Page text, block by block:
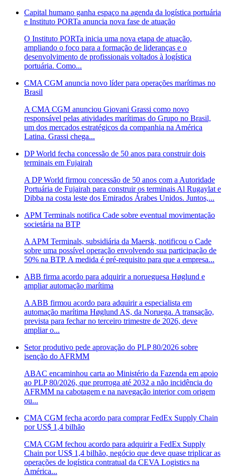
Capital humano ganha espaço na agenda da logística portuária
e Instituto PORTa anuncia nova fase de atuação
O Instituto PORTa inicia uma nova etapa de atuação,
ampliando o foco para a formação de lideranças e o
desenvolvimento de profissionais voltados à logística
portuária. Como...
CMA CGM anuncia novo líder para operações marítimas no
Brasil
A CMA CGM anunciou Giovani Grassi como novo
responsável pelas atividades marítimas do Grupo no Brasil,
um dos mercados estratégicos da companhia na América
Latina. Grassi chega...
DP World fecha concessão de 50 anos para construir dois
terminais em Fujairah
A DP World firmou concessão de 50 anos com a Autoridade
Portuária de Fujairah para construir os terminais Al Rugaylat e
Dibba na costa leste dos Emirados Árabes Unidos. Juntos,...
APM Terminals notifica Cade sobre eventual movimentação
societária na BTP
A APM Terminals, subsidiária da Maersk, notificou o Cade
sobre uma possível operação envolvendo sua participação de
50% na BTP. A medida é pré-requisito para que a empresa...
ABB firma acordo para adquirir a norueguesa Høglund e
ampliar automação marítima
A ABB firmou acordo para adquirir a especialista em
automação marítima Høglund AS, da Noruega. A transação,
prevista para fechar no terceiro trimestre de 2026, deve
ampliar o...
Setor produtivo pede aprovação do PLP 80/2026 sobre
isenção do AFRMM
ABAC encaminhou carta ao Ministério da Fazenda em apoio
ao PLP 80/2026, que prorroga até 2032 a não incidência do
AFRMM na cabotagem e na navegação interior com origem
ou...
CMA CGM fecha acordo para comprar FedEx Supply Chain
por US$ 1,4 bilhão
CMA CGM fechou acordo para adquirir a FedEx Supply
Chain por US$ 1,4 bilhão, negócio que deve quase triplicar as
operações de logística contratual da CEVA Logistics na
América...